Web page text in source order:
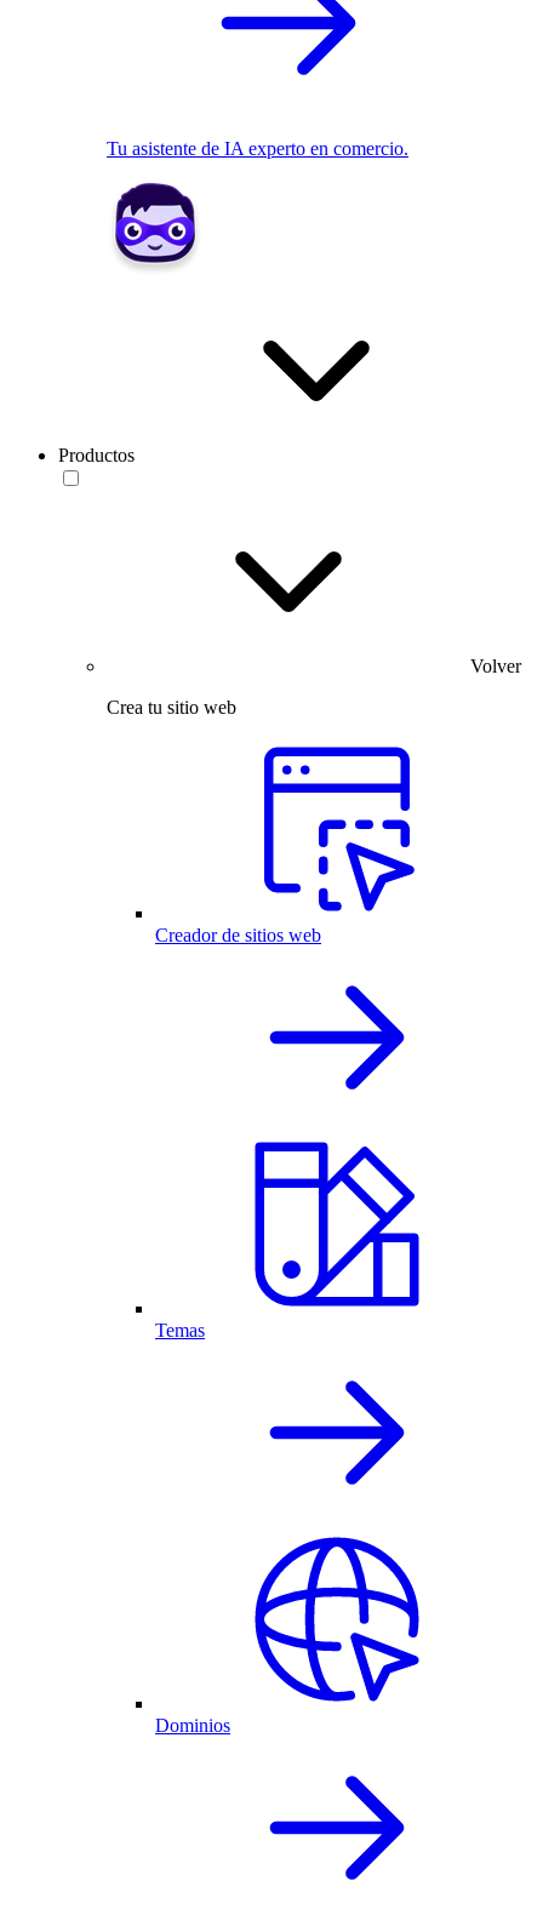
Tu asistente de IA experto en comercio.
Productos
Volver
Crea tu sitio web
Creador de sitios web
Temas
Dominios